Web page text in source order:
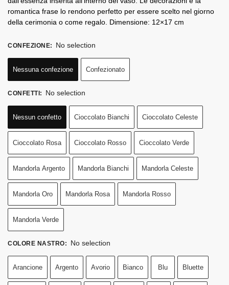
romantica frase lo rendono perfetto per essere scelto nel giorno
della cerimonia o come regalo. Dimensione: 12×17 cm
CONFEZIONE: No selection
Nessuna confezione Confezionato
CONFETTI: No selection
Nessun confetto Cioccolato Bianchi Cioccolato Celeste
Cioccolato Rosa Cioccolato Rosso Cioccolato Verde
Mandorla Argento Mandorla Bianchi Mandorla Celeste
Mandorla Oro Mandorla Rosa Mandorla Rosso
Mandorla Verde
COLORE NASTRO: No selection
Arancione Argento Avorio Bianco Blu Bluette